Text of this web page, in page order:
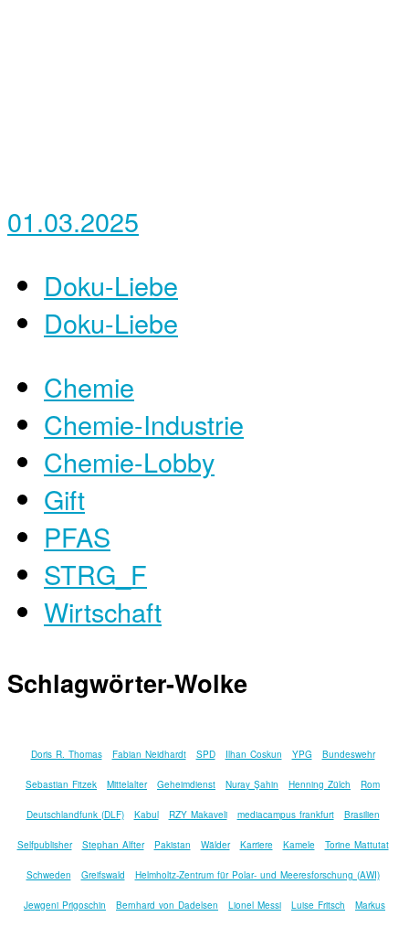
01.03.2025
Doku-Liebe
Doku-Liebe
Chemie
Chemie-Industrie
Chemie-Lobby
Gift
PFAS
STRG_F
Wirtschaft
Schlagwörter-Wolke
Doris R. Thomas Fabian Neidhardt SPD Ilhan Coskun YPG Bundeswehr
Sebastian Fitzek Mittelalter Geheimdienst Nuray Şahin Henning Zülch Rom
Deutschlandfunk (DLF) Kabul RZY Makaveli mediacampus frankfurt Brasilien
Selfpublisher Stephan Alfter Pakistan Wälder Karriere Kamele Torine Mattutat
Schweden Greifswald Helmholtz-Zentrum für Polar- und Meeresforschung (AWI)
Jewgeni Prigoschin Bernhard von Dadelsen Lionel Messi Luise Fritsch Markus